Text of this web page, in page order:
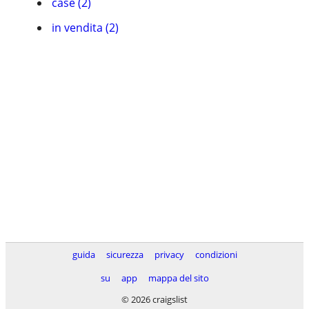
in vendita (2)
guida sicurezza privacy
condizioni
su
app
mappa del sito
© 2026 craigslist